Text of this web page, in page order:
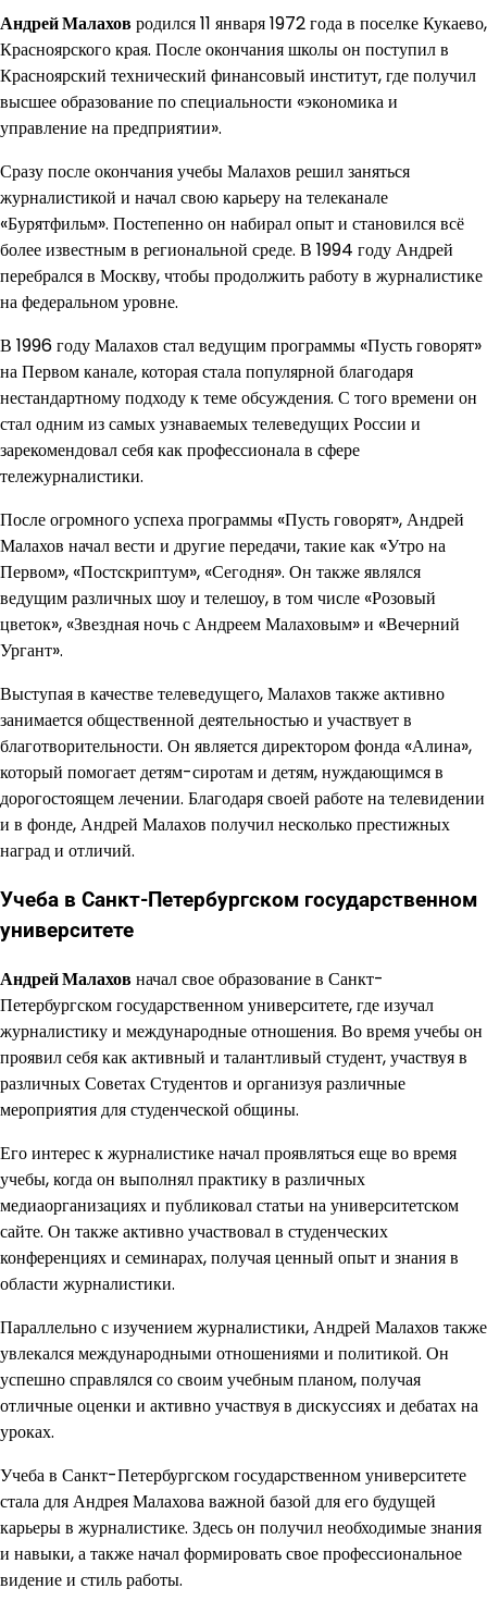
Андрей Малаховродился 11 января 1972 года в поселке Кукаево,
Красноярского края. После окончания школы он поступил в
Красноярский технический финансовый институт, где получил
высшее образование по специальности «экономика и
управление на предприятии».
Сразу после окончания учебы Малахов решил заняться
журналистикой и начал свою карьеру на телеканале
«Бурятфильм». Постепенно он набирал опыт и становился всё
более известным в региональной среде. В 1994 году Андрей
перебрался в Москву, чтобы продолжить работу в журналистике
на федеральном уровне.
В 1996 году Малахов стал ведущим программы «Пусть говорят»
на Первом канале, которая стала популярной благодаря
нестандартному подходу к теме обсуждения. С того времени он
стал одним из самых узнаваемых телеведущих России и
зарекомендовал себя как профессионала в сфере
тележурналистики.
После огромного успеха программы «Пусть говорят», Андрей
Малахов начал вести и другие передачи, такие как «Утро на
Первом», «Постскриптум», «Сегодня». Он также являлся
ведущим различных шоу и телешоу, в том числе «Розовый
цветок», «Звездная ночь с Андреем Малаховым» и «Вечерний
Ургант».
Выступая в качестве телеведущего, Малахов также активно
занимается общественной деятельностью и участвует в
благотворительности. Он является директором фонда «Алина»,
который помогает детям-сиротам и детям, нуждающимся в
дорогостоящем лечении. Благодаря своей работе на телевидении
и в фонде, Андрей Малахов получил несколько престижных
наград и отличий.
Учеба в Санкт-Петербургском государственном
университете
Андрей Малаховначал свое образование в Санкт-
Петербургском государственном университете, где изучал
журналистику и международные отношения. Во время учебы он
проявил себя как активный и талантливый студент, участвуя в
различных Советах Студентов и организуя различные
мероприятия для студенческой общины.
Его интерес к журналистике начал проявляться еще во время
учебы, когда он выполнял практику в различных
медиаорганизациях и публиковал статьи на университетском
сайте. Он также активно участвовал в студенческих
конференциях и семинарах, получая ценный опыт и знания в
области журналистики.
Параллельно с изучением журналистики, Андрей Малахов также
увлекался международными отношениями и политикой. Он
успешно справлялся со своим учебным планом, получая
отличные оценки и активно участвуя в дискуссиях и дебатах на
уроках.
Учеба в Санкт-Петербургском государственном университете
стала для Андрея Малахова важной базой для его будущей
карьеры в журналистике. Здесь он получил необходимые знания
и навыки, а также начал формировать свое профессиональное
видение и стиль работы.